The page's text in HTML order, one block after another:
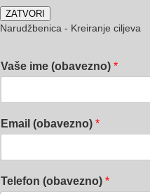
ZATVORI
Narudžbenica - Kreiranje ciljeva
Vaše ime (obavezno) *
Email (obavezno) *
Telefon (obavezno) *